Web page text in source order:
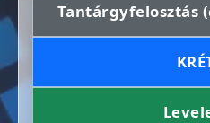
Tantárgyfelosztás